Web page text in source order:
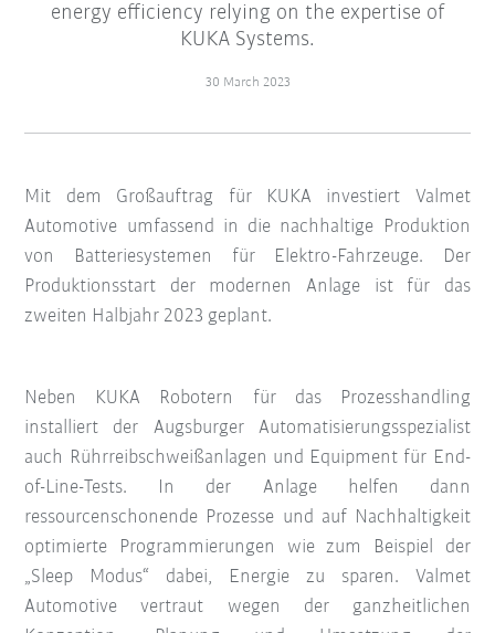
energy efficiency relying on the expertise of
KUKA Systems.
30 March 2023
Mit dem Großauftrag für KUKA investiert Valmet
Automotive umfassend in die nachhaltige Produktion
von Batteriesystemen für Elektro-Fahrzeuge. Der
Produktionsstart der modernen Anlage ist für das
zweiten Halbjahr 2023 geplant.
Neben KUKA Robotern für das Prozesshandling
installiert der Augsburger Automatisierungsspezialist
auch Rührreibschweißanlagen und Equipment für End-
of-Line-Tests. In der Anlage helfen dann
ressourcenschonende Prozesse und auf Nachhaltigkeit
optimierte Programmierungen wie zum Beispiel der
„Sleep Modus“ dabei, Energie zu sparen. Valmet
Automotive vertraut wegen der ganzheitlichen